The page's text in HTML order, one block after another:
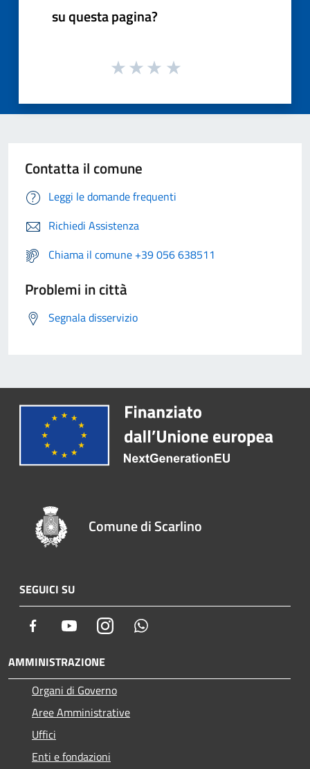
su questa pagina?
Contatta il comune
Leggi le domande frequenti
Richiedi Assistenza
Chiama il comune +39 056 638511
Problemi in città
Segnala disservizio
Comune di Scarlino
SEGUICI SU
Facebook YoutubeInstagram
AMMINISTRAZIONE
Organi di Governo
Aree Amministrative
Uffici
Enti e fondazioni